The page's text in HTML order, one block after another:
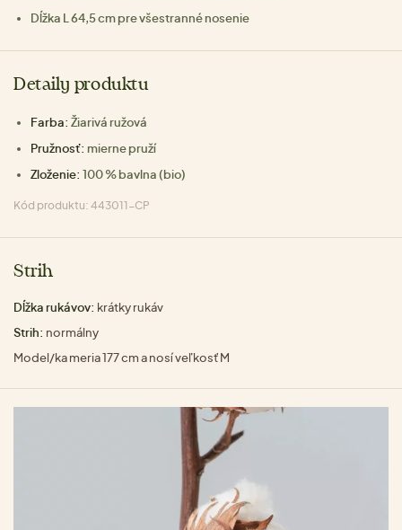
Dĺžka L 64,5 cm pre všestranné nosenie
Detaily produktu
Farba: Žiarivá ružová
Pružnosť: mierne pruží
Zloženie: 100 % bavlna (bio)
Kód produktu: 443011-CP
Strih
Dĺžka rukávov: krátky rukáv
Strih: normálny
Model/ka meria 177 cm a nosí veľkosť M